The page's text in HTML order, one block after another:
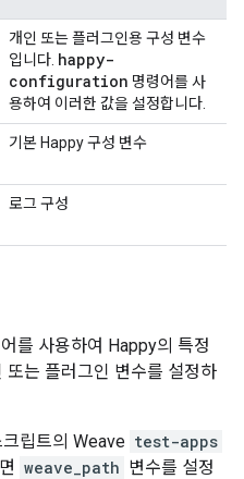
개인 또는 플러그인용 구성 변수
입니다. happy-
configuration 명령어를 사
용하여 이러한 값을 설정합니다.
기본 Happy 구성 변수
로그 구성
를 사용하여 Happy의 특정
또는 플러그인 변수를 설정하
립트의 Weave test-apps
weave_path 변수를 설정